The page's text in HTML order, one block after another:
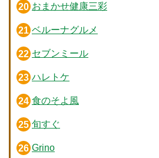
おまかせ健康三彩
ベルーナグルメ
セブンミール
ハレトケ
食のそよ風
旬すぐ
Grino